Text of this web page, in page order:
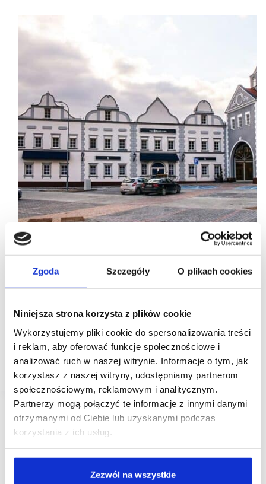
Zgoda Szczegóły O plikach cookies
Niniejsza strona korzysta z plików cookie
Wykorzystujemy pliki cookie do spersonalizowania treści
i reklam, aby oferować funkcje społecznościowe i
analizować ruch w naszej witrynie. Informacje o tym, jak
korzystasz z naszej witryny, udostępniamy partnerom
społecznościowym, reklamowym i analitycznym.
Partnerzy mogą połączyć te informacje z innymi danymi
otrzymanymi od Ciebie lub uzyskanymi podczas
korzystania z ich usług.
Zezwól na wszystkie
12/04/2021
Designer Outlet Warszawa
ROS Retail
Designer Outlet Warszawa. Po prowadzonej
w minionym roku rozbudowie obiekt staje się
największym w Polsce centrum typu outlet z ofertą
premium. Przestrzeń handlowa…